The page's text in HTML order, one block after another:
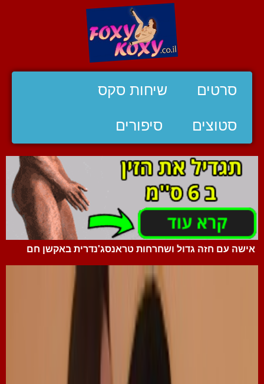
סרטים שיחות סקס
סטוצים סיפורים
אישה עם חזה גדול ושחרחות טראנסג'נדרית באקשן חם